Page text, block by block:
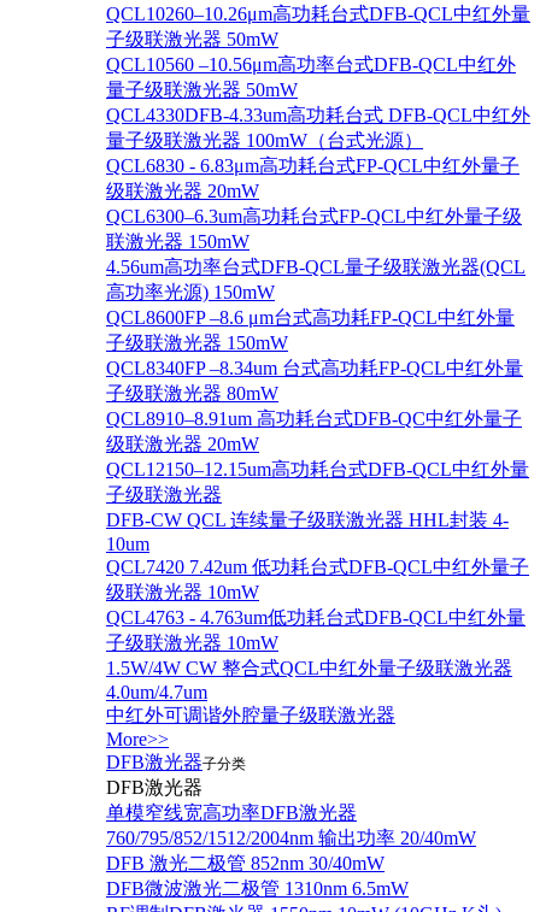
QCL10260–10.26μm高功耗台式DFB-QCL中红外量
子级联激光器 50mW
QCL10560 –10.56μm高功率台式DFB-QCL中红外
量子级联激光器 50mW
QCL4330DFB-4.33um高功耗台式 DFB-QCL中红外
量子级联激光器 100mW（台式光源）
QCL6830 - 6.83μm高功耗台式FP-QCL中红外量子
级联激光器 20mW
QCL6300–6.3um高功耗台式FP-QCL中红外量子级
联激光器 150mW
4.56um高功率台式DFB-QCL量子级联激光器(QCL
高功率光源) 150mW
QCL8600FP –8.6 μm台式高功耗FP-QCL中红外量
子级联激光器 150mW
QCL8340FP –8.34um 台式高功耗FP-QCL中红外量
子级联激光器 80mW
QCL8910–8.91um 高功耗台式DFB-QC中红外量子
级联激光器 20mW
QCL12150–12.15um高功耗台式DFB-QCL中红外量
子级联激光器
DFB-CW QCL 连续量子级联激光器 HHL封装 4-
10um
QCL7420 7.42um 低功耗台式DFB-QCL中红外量子
级联激光器 10mW
QCL4763 - 4.763um低功耗台式DFB-QCL中红外量
子级联激光器 10mW
1.5W/4W CW 整合式QCL中红外量子级联激光器
4.0um/4.7um
中红外可调谐外腔量子级联激光器
More>>
DFB激光器子分类
DFB激光器
单模窄线宽高功率DFB激光器
760/795/852/1512/2004nm 输出功率 20/40mW
DFB 激光二极管 852nm 30/40mW
DFB微波激光二极管 1310nm 6.5mW